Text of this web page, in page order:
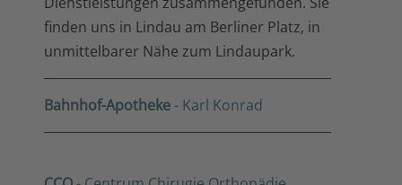
finden uns in Lindau am Berliner Platz, in
unmittelbarer Nähe zum Lindaupark.
Bahnhof-Apotheke- Karl Konrad